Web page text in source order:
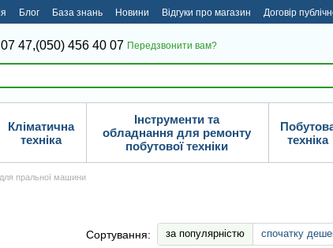
Блог База знань Новини Відгуки про магазин Договір
47,(050) 456 40 07 Передзвонити вам?
Кліматична
техніка
Інструменти та
обладнання для ремонту
побутової техніки
техніка
пральної машини
Сортування: за популярністю спочатку